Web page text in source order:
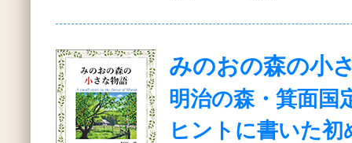
みのおの森の小
明治の森・箕面国
ヒントに書いた